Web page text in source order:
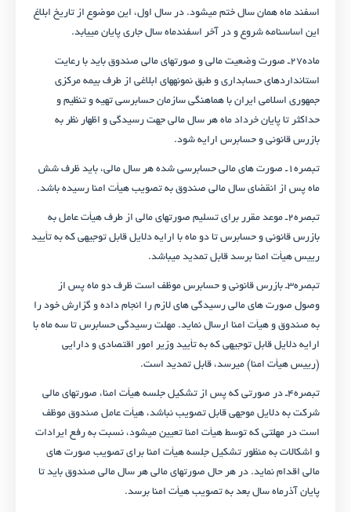
اسفند ماه همان سال ختم می­شود. در سال اول، این موضوع از تاریخ ابلاغ
این اساسنامه شروع و در آخر اسفندماه سال جاری پایان می­یابد.
ماده۲۷ـ صورت وضعیت مالی و صورت­های مالی صندوق باید با رعایت
استانداردهای حسابداری و طبق نمونه­های ابلاغی از طرف بیمه مرکزی
جمهوری اسلامی ایران با هماهنگی سازمان حسابرسی تهیه و تنظیم و
حداکثر تا پایان خرداد ماه هر سال مالی جهت رسیدگی و اظهار نظر به
بازرس قانونی و حسابرس ارایه شود.
تبصره۱ـ صورت های مالی حسابرسی شده هر سال مالی، باید ظرف شش
ماه پس از انقضای سال مالی صندوق به تصویب هیأت امنا رسیده باشد.
تبصره۲ـ موعد مقرر برای تسلیم صورت­های مالی از طرف هیأت عامل به
بازرس قانونی و حسابرس تا دو ماه با ارایه دلایل قابل توجیهی که به تأیید
رییس هیأت امنا برسد قابل تمدید می­باشد.
تبصره۳ـ بازرس قانونی و حسابرس موظف است ظرف دو ماه پس از
وصول صورت های مالی رسیدگی های لازم را انجام داده و گزارش خود را
به صندوق و هیأت امنا ارسال نماید. مهلت رسیدگی حسابرس تا سه ماه با
ارایه دلایل قابل توجیهی که به تأیید وزیر امور اقتصادی و دارایی
(رییس هیأت امنا) می­رسد، قابل تمدید است.
تبصره۴ـ در صورتی که پس از تشکیل جلسه هیأت امنا، صورت­های مالی
شرکت به دلایل موجهی قابل تصویب نباشد، هیأت عامل صندوق موظف
است در مهلتی که توسط هیأت امنا تعیین می­شود، نسبت به رفع ایرادات
و اشکالات به منظور تشکیل جلسه هیأت امنا برای تصویب صورت های
مالی اقدام نماید. در هر حال صورت­های مالی هر سال مالی صندوق باید تا
پایان آذرماه سال بعد به تصویب هیأت امنا برسد.